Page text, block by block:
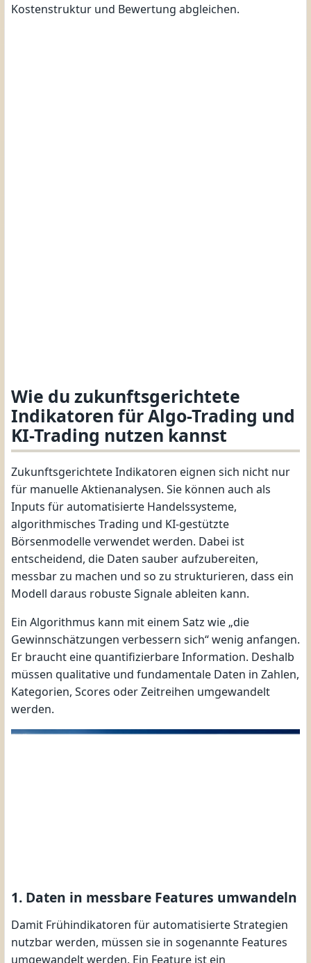
Kostenstruktur und Bewertung abgleichen.
Wie du zukunftsgerichtete
Indikatoren für Algo-Trading und
KI-Trading nutzen kannst
Zukunftsgerichtete Indikatoren eignen sich nicht nur
für manuelle Aktienanalysen. Sie können auch als
Inputs für automatisierte Handelssysteme,
algorithmisches Trading und KI-gestützte
Börsenmodelle verwendet werden. Dabei ist
entscheidend, die Daten sauber aufzubereiten,
messbar zu machen und so zu strukturieren, dass ein
Modell daraus robuste Signale ableiten kann.
Ein Algorithmus kann mit einem Satz wie „die
Gewinnschätzungen verbessern sich“ wenig anfangen.
Er braucht eine quantifizierbare Information. Deshalb
müssen qualitative und fundamentale Daten in Zahlen,
Kategorien, Scores oder Zeitreihen umgewandelt
werden.
1. Daten in messbare Features umwandeln
Damit Frühindikatoren für automatisierte Strategien
nutzbar werden, müssen sie in sogenannte Features
umgewandelt werden. Ein Feature ist ein